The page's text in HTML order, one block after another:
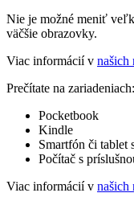
Nie je možné meniť
väčšie obrazovky.
Viac informácií v našich
Prečítate na zariadeniach:
Pocketbook
Kindle
Smartfón či tablet
Počítač s
Viac informácií v našich